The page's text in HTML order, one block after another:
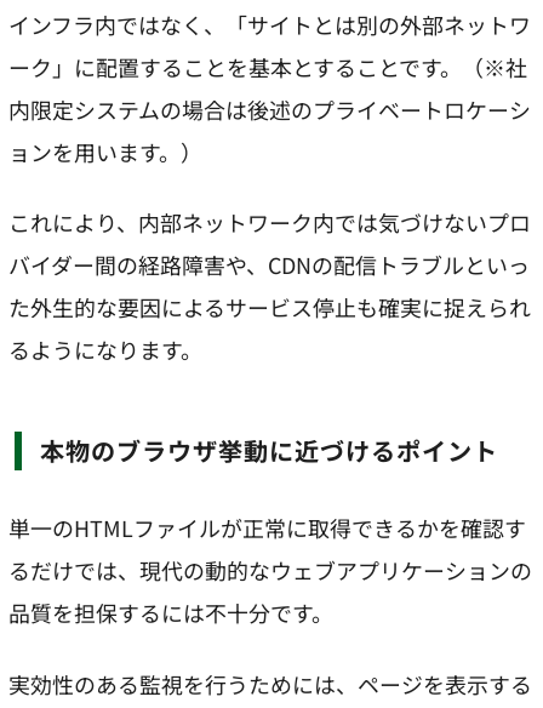
インフラ内ではなく、「サイトとは別の外部ネットワ
ーク」に配置することを基本とすることです。（※社
内限定システムの場合は後述のプライベートロケーシ
ョンを用います。）
これにより、内部ネットワーク内では気づけないプロ
バイダー間の経路障害や、CDNの配信トラブルといっ
た外生的な要因によるサービス停止も確実に捉えられ
るようになります。
本物のブラウザ挙動に近づけるポイント
単一のHTMLファイルが正常に取得できるかを確認す
るだけでは、現代の動的なウェブアプリケーションの
品質を担保するには不十分です。
実効性のある監視を行うためには、ページを表示する